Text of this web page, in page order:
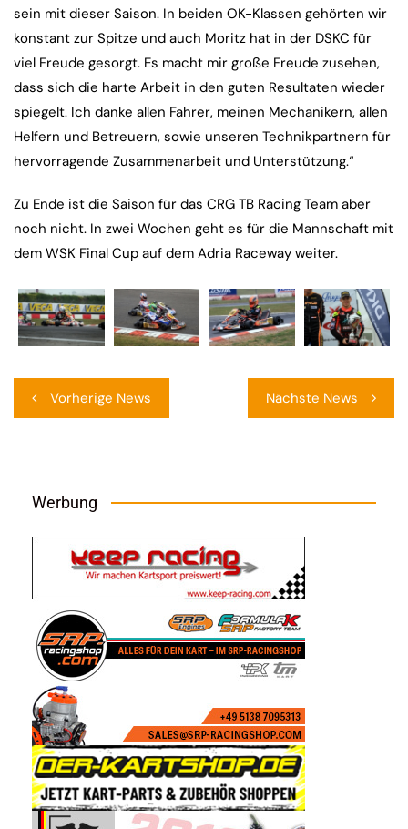
sein mit dieser Saison. In beiden OK-Klassen gehörten wir
konstant zur Spitze und auch Moritz hat in der DSKC für
viel Freude gesorgt. Es macht mir große Freude zusehen,
dass sich die harte Arbeit in den guten Resultaten wieder
spiegelt. Ich danke allen Fahrer, meinen Mechanikern, allen
Helfern und Betreuern, sowie unseren Technikpartnern für
hervorragende Zusammenarbeit und Unterstützung.“
Zu Ende ist die Saison für das CRG TB Racing Team aber
noch nicht. In zwei Wochen geht es für die Mannschaft mit
dem WSK Final Cup auf dem Adria Raceway weiter.
Vorherige News Nächste News
Werbung